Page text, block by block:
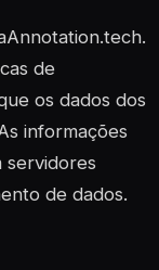
de
os dados dos
informações
servidores
de dados.